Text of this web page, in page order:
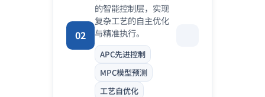
02
的智能控制层，实现
复杂工艺的自主优化
与精准执行。
APC先进控制
MPC模型预测
工艺自优化